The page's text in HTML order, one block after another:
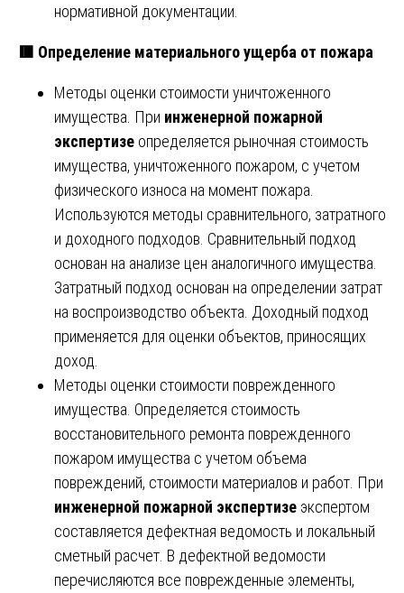
нормативной документации.
🟥 Определение материального ущерба от пожара
Методы оценки стоимости уничтоженного
имущества. При инженерной пожарной
экспертизе определяется рыночная стоимость
имущества, уничтоженного пожаром, с учетом
физического износа на момент пожара.
Используются методы сравнительного, затратного
и доходного подходов. Сравнительный подход
основан на анализе цен аналогичного имущества.
Затратный подход основан на определении затрат
на воспроизводство объекта. Доходный подход
применяется для оценки объектов, приносящих
доход.
Методы оценки стоимости поврежденного
имущества. Определяется стоимость
восстановительного ремонта поврежденного
пожаром имущества с учетом объема
повреждений, стоимости материалов и работ. При
инженерной пожарной экспертизе экспертом
составляется дефектная ведомость и локальный
сметный расчет. В дефектной ведомости
перечисляются все поврежденные элементы,